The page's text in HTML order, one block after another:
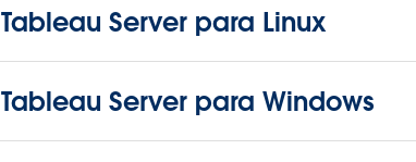
Tableau Server para Linux
Tableau Server para Windows